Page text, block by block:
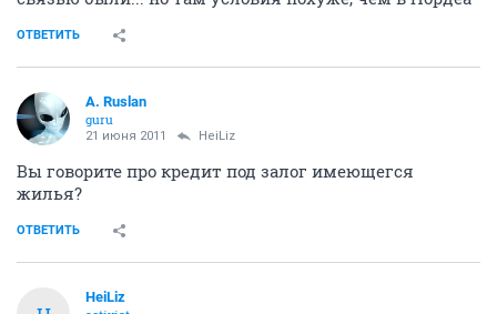
ОТВЕТИТЬ
A. Ruslan
guru
21 июня 2011 HeiLiz
Вы говорите про кредит под залог имеющегся
жилья?
ОТВЕТИТЬ
HeiLiz